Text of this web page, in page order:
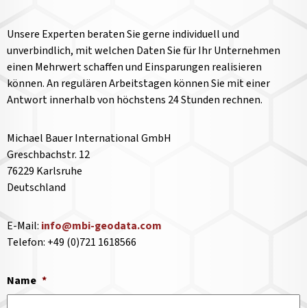
Unsere Experten beraten Sie gerne individuell und
unverbindlich, mit welchen Daten Sie für Ihr Unternehmen
einen Mehrwert schaffen und Einsparungen realisieren
können. An regulären Arbeitstagen können Sie mit einer
Antwort innerhalb von höchstens 24 Stunden rechnen.
Michael Bauer International GmbH
Greschbachstr. 12
76229 Karlsruhe
Deutschland
E-Mail: info@mbi-geodata.com
Telefon: +49 (0)721 1618566
Name *